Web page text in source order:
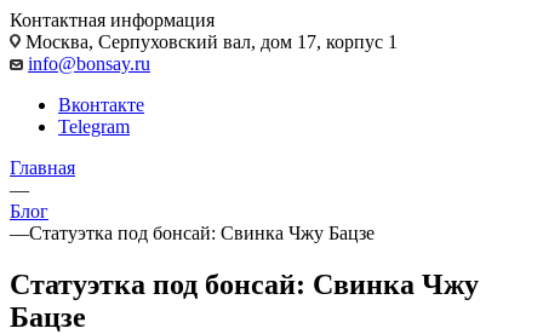
Контактная информация
Москва, Cерпуховский вал, дом 17, корпус 1
info@bonsay.ru
Вконтакте
Telegram
Главная
—
Блог
—Статуэтка под бонсай: Свинка Чжу Бацзе
Статуэтка под бонсай: Свинка Чжу
Бацзе